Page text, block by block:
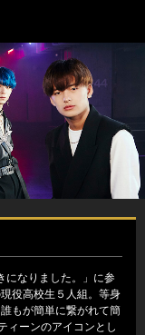
になりました。」に参
役高校生５人組。等身
もが簡単に繋がれて簡
ィーンのアイコンとし